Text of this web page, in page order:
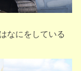
なにをしている